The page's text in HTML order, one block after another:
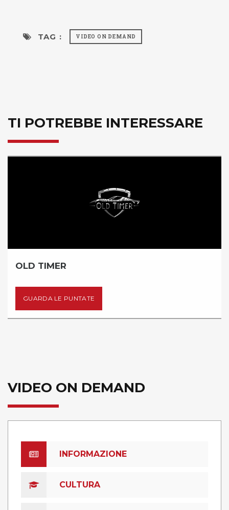
TAG : VIDEO ON DEMAND
TI POTREBBE INTERESSARE
BICICLISSIMA
GUARDA LE PUNTATE
VIDEO ON DEMAND
INFORMAZIONE
CULTURA